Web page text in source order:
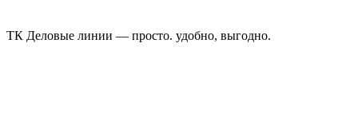
ТК Деловые линии — просто. удобно, выгодно.